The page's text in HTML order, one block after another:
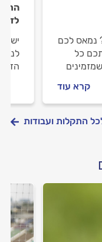
נמאס לכם
כל
קרא עוד
יש
התקלות ועבודות